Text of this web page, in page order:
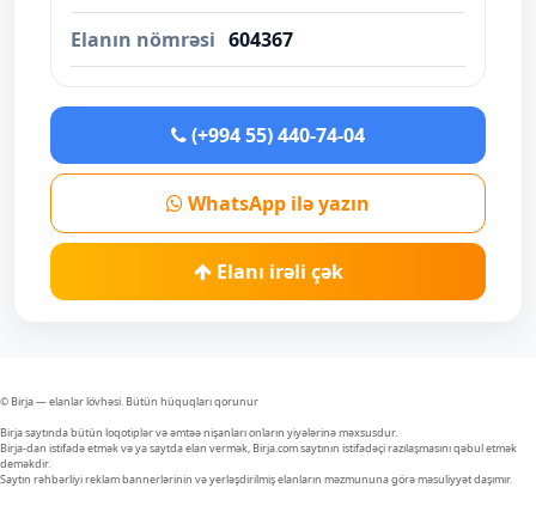
Elanın nömrəsi 604367
(+994 55) 440-74-04
WhatsApp ilə yazın
Elanı irəli çək
© Birja — elanlar lövhəsi. Bütün hüquqları qorunur
Birja saytında bütün loqotiplər və əmtəə nişanları onların yiyələrinə məxsusdur.
Birja-dan istifadə etmək və ya saytda elan vermək, Birja.com saytının istifadəçi razılaşmasını qəbul etmək
deməkdir.
Saytın rəhbərliyi reklam bannerlərinin və yerləşdirilmiş elanların məzmununa görə məsuliyyət daşımır.